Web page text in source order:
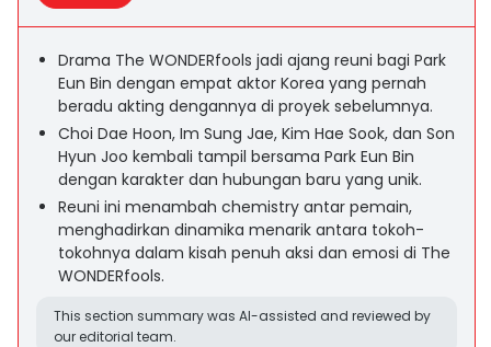
Drama The WONDERfools jadi ajang reuni bagi Park
Eun Bin dengan empat aktor Korea yang pernah
beradu akting dengannya di proyek sebelumnya.
Choi Dae Hoon, Im Sung Jae, Kim Hae Sook, dan Son
Hyun Joo kembali tampil bersama Park Eun Bin
dengan karakter dan hubungan baru yang unik.
Reuni ini menambah chemistry antar pemain,
menghadirkan dinamika menarik antara tokoh-
tokohnya dalam kisah penuh aksi dan emosi di The
WONDERfools.
This section summary was AI-assisted and reviewed by
our editorial team.